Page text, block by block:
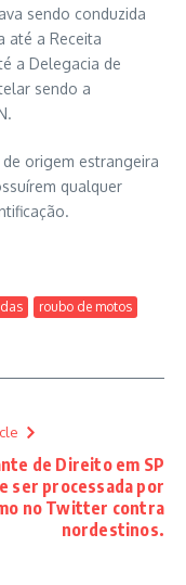
sendo conduzida
até a Receita
a Delegacia de
sendo a
origem estrangeira
qualquer
roubo de motos
de Direito em SP
ser processada por
no Twitter contra
nordestinos.